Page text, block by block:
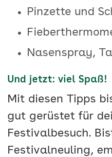
Pinzette und
Nasenspray,
Und jetzt: viel Spaß!
Mit diesen Tipps
gut gerüstet für
Festivalbesuch.
Festivalneuling,